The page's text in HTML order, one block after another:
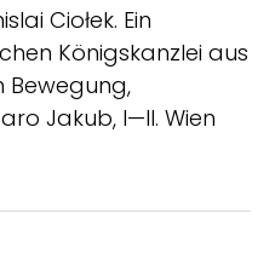
Ciołek. Ein
Königskanzlei aus
Bewegung,
Jakub, I—II. Wien